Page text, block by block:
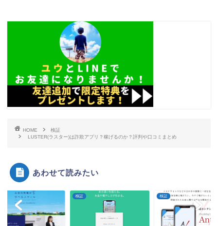
HOME
検証
LUSTER(ラスター)は詐欺アプリ？稼げるのか？評判や口コミまとめ
あわせて読みたい
検証 検証